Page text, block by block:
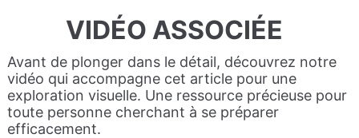
VIDÉO ASSOCIÉE
Avant de plonger dans le détail, découvrez notre
vidéo qui accompagne cet article pour une
exploration visuelle. Une ressource précieuse pour
toute personne cherchant à se préparer
efficacement.